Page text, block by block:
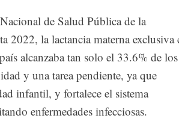
de Salud Pública de la
2022, la lactancia materna exclusiva
alcanzaba tan solo el 33.6% de los
y una tarea pendiente, ya que
infantil, y fortalece el sistema
enfermedades infecciosas.